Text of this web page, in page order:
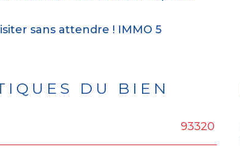
sans attendre ! IMMO 5
DU BIEN
93320